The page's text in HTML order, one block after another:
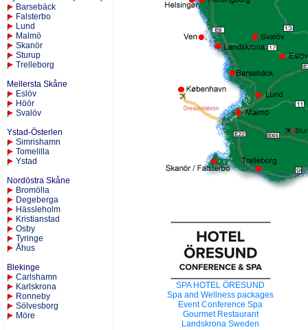
Barsebäck
Falsterbo
Lund
Malmö
Skanör
Sturup
Trelleborg
Mellersta Skåne
Eslöv
Höör
Svalöv
Ystad-Österlen
Simrishamn
Tomelilla
Ystad
Nordöstra Skåne
Bromölla
Degeberga
Hässleholm
Kristianstad
Osby
Tyringe
Åhus
Blekinge
Carlshamn
Karlskrona
Ronneby
Sölvesborg
Möre
SPA HOTEL ÖRESUND
Spa and Wellness packages
Event Conference Spa
Gourmet Restaurant
Landskrona Sweden